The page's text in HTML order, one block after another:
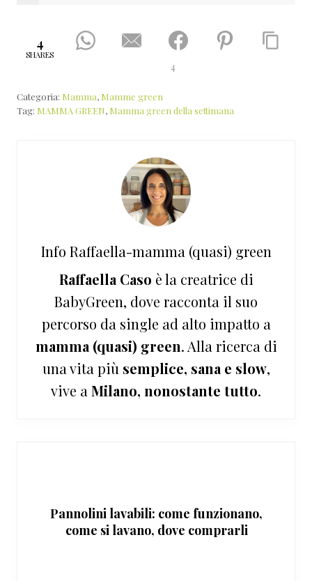
4
SHARES
4
Categoria: Mamma, Mamme green
Tag: MAMMA GREEN, Mamma green della settimana
Info Raffaella-mamma (quasi) green
Raffaella Caso è la creatrice di
BabyGreen, dove racconta il suo
percorso da single ad alto impatto a
mamma (quasi) green. Alla ricerca di
una vita più semplice, sana e slow,
vive a Milano, nonostante tutto.
Pannolini lavabili: come funzionano,
come si lavano, dove comprarli